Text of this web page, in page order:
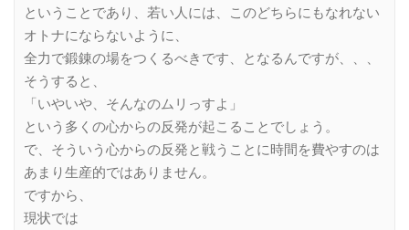
ということであり、若い人には、このどちらにもなれない
オトナにならないように、
全力で鍛錬の場をつくるべきです、となるんですが、、、
そうすると、
「いやいや、そんなのムリっすよ」
という多くの心からの反発が起こることでしょう。
で、そういう心からの反発と戦うことに時間を費やすのは
あまり生産的ではありません。
ですから、
現状では